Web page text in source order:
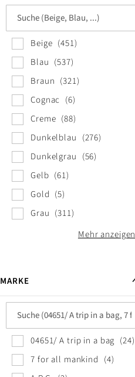
Beige
451
Blau
537
Braun
321
Cognac
6
Creme
88
Dunkelblau
276
Dunkelgrau
56
Gelb
61
Gold
5
Grau
311
Mehr anzeigen
MARKE
04651/ A trip in a bag
24
7 for all mankind
4